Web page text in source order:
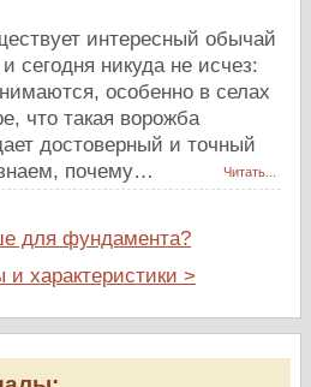
интересный обычай
сегодня никуда не исчез:
особенно в селах
что такая ворожба
достоверный и точный
почему…
Читать...
для фундамента?
характеристики >